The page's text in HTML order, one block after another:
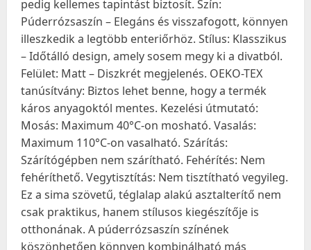
pedig kellemes tapintást biztosít. Szín:
Púderrózsaszín – Elegáns és visszafogott, könnyen
illeszkedik a legtöbb enteriőrhöz. Stílus: Klasszikus
– Időtálló design, amely sosem megy ki a divatból.
Felület: Matt – Diszkrét megjelenés. OEKO-TEX
tanúsítvány: Biztos lehet benne, hogy a termék
káros anyagoktól mentes. Kezelési útmutató:
Mosás: Maximum 40°C-on mosható. Vasalás:
Maximum 110°C-on vasalható. Szárítás:
Szárítógépben nem szárítható. Fehérítés: Nem
fehéríthető. Vegytisztítás: Nem tisztítható vegyileg.
Ez a sima szövetű, téglalap alakú asztalterítő nem
csak praktikus, hanem stílusos kiegészítője is
otthonának. A púderrózsaszín színének
köszönhetően könnyen kombinálható más